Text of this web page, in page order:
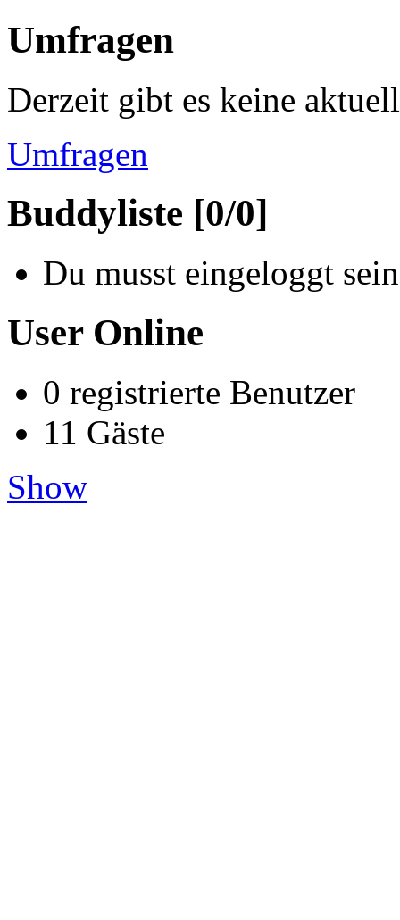
Umfragen
Derzeit gibt es keine
Umfragen
Buddyliste [0/0]
Du musst eingeloggt
User Online
0 registrierte Benutzer
11 Gäste
Show